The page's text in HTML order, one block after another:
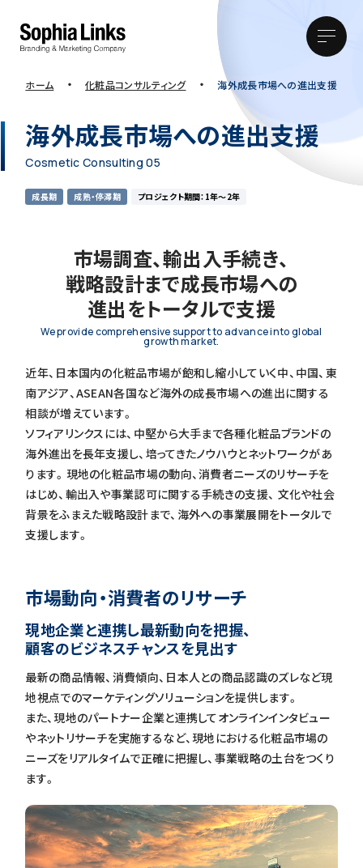
ホーム ・化粧品コンサルティング・海外成長市場への進出支援
海外成長市場への進出支援
Cosmetic Consulting 05
成長期 成熟・停滞期 プロジェクト期間：1年〜2年
市場調査、輸出入手続き、
戦略設計まで成長市場への
進出をトータルで支援
We provide comprehensive support to advance into global
growth market.
近年、日本国内の化粧品市場が飽和し縮小していく中、中国、東
南アジア、ASEAN各国など海外の成長市場への進出に関する
相談が増えています。
ソフィアリンクスには、中堅から大手まで各種化粧品ブランドの
海外進出を長年支援し、培ってきたノウハウとネットワークがあ
ります。現地の化粧品市場の動向、消費者ニーズのリサーチを
はじめ、輸出入や事業認可に関する手続きの支援、 文化や社会
背景をふまえた戦略設計まで、海外への事業展開をトータルで
支援します。
市場動向・消費者のリサーチ
現地企業と連携し最新動向を把握、
顧客のビジネスチャンスを見出す
最新の商品情報、消費傾向、日本人との商品認識のズレなど現
地視点でのマーケティングソリューションを提供します。
また、現地のパートナー企業と連携してオンラインインタビュー
やネットリサーチを実施するなど、現地における化粧品市場の
ニーズをリアルタイムで正確に把握し、事業戦略の土台をつくり
ます。